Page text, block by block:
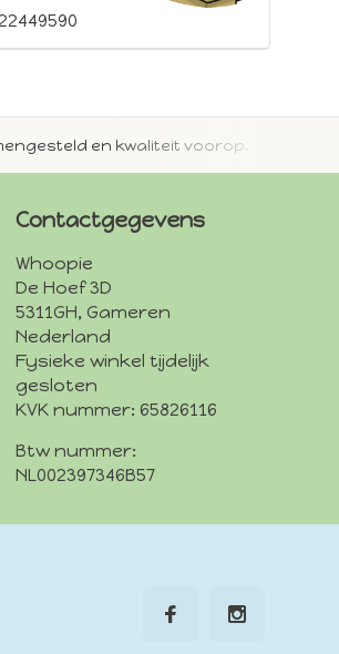
en kwaliteit voorop.
Contactgegevens
Whoopie
De Hoef 3D
5311GH, Gameren
Nederland
Fysieke winkel tijdelijk
gesloten
KVK nummer: 65826116
Btw nummer:
NL002397346B57